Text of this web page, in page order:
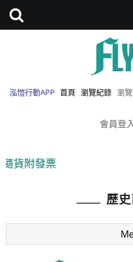
泓愷行動APP 首頁 瀏覽紀錄 瀏
會員登
歷